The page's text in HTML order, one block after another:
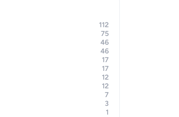
112
75
46
46
17
17
12
12
7
3
1